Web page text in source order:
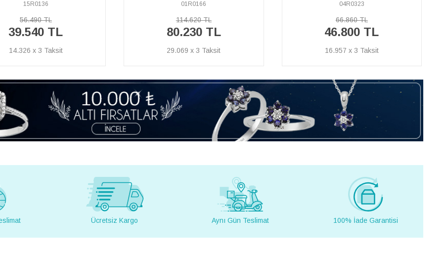
01R0166
114.620 TL
80.230 TL
29.069 x 3
04R0323
66.860 TL
46.800 TL
16.957 x 3
03R0004
%40
İNDİRİM
64.600 TL
38.760 TL
14.044 x 3
Ücretsiz Kargo Aynı Gün Teslimat 100% İade Garantisi